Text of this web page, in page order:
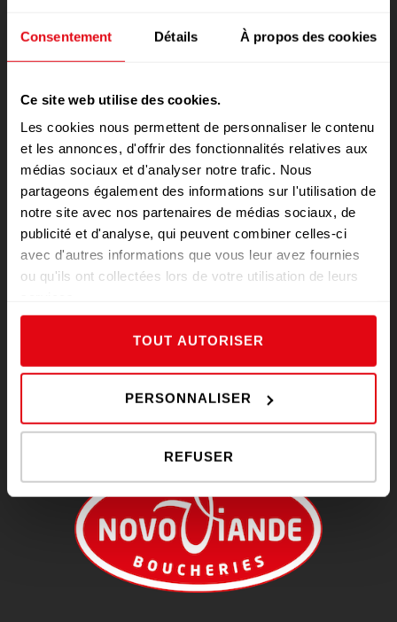
Consentement Détails À propos des cookies
Ce site web utilise des cookies.
Les cookies nous permettent de personnaliser le contenu
et les annonces, d'offrir des fonctionnalités relatives aux
médias sociaux et d'analyser notre trafic. Nous
partageons également des informations sur l'utilisation de
notre site avec nos partenaires de médias sociaux, de
publicité et d'analyse, qui peuvent combiner celles-ci
avec d'autres informations que vous leur avez fournies
ou qu'ils ont collectées lors de votre utilisation de leurs
TOUT AUTORISER
PERSONNALISER
REFUSER
PROMOTIONS
RECRUTEMENT
VOTRE AVIS
CONTACT
POLITIQUE DE CONFIDENTIALITÉ DES
DONNÉES